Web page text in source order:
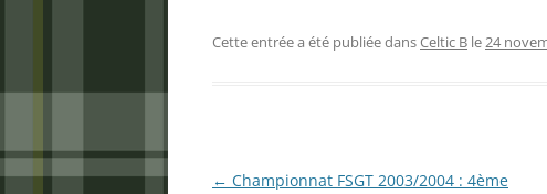
Cette entrée a été publiée dansCeltic B le24
Navigation
← Championnat FSGT 2003/2004 : 4ème